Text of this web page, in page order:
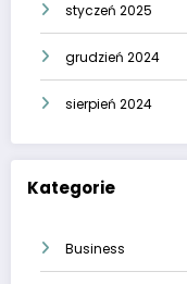
styczeń 2025
grudzień 2024
sierpień 2024
Kategorie
Business